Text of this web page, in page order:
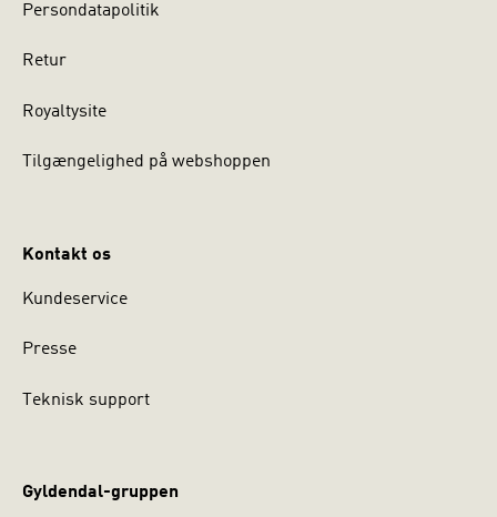
Persondatapolitik
Retur
Royaltysite
Tilgængelighed på webshoppen
Kontakt os
Kundeservice
Presse
Teknisk support
Gyldendal-gruppen